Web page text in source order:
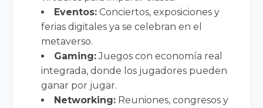
Eventos: Conciertos, exposiciones y
ferias digitales ya se celebran en el
metaverso.
Gaming:Juegos con economía real
integrada, donde los jugadores pueden
ganar por jugar.
Networking: Reuniones, congresos y